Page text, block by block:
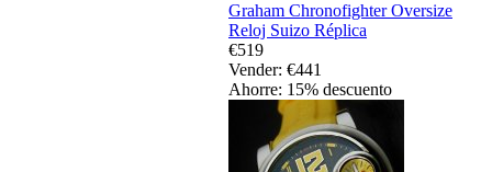
Graham Chronofighter Oversize
Reloj Suizo Réplica
€519
Vender: €441
Ahorre: 15% descuento